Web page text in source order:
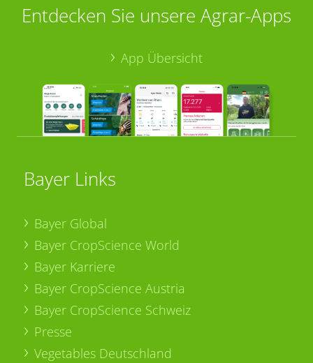
Entdecken Sie unsere Agrar-Apps
App Übersicht
Bayer Links
Bayer Global
Bayer CropScience World
Bayer Karriere
Bayer CropScience Austria
Bayer CropScience Schweiz
Presse
Vegetables Deutschland